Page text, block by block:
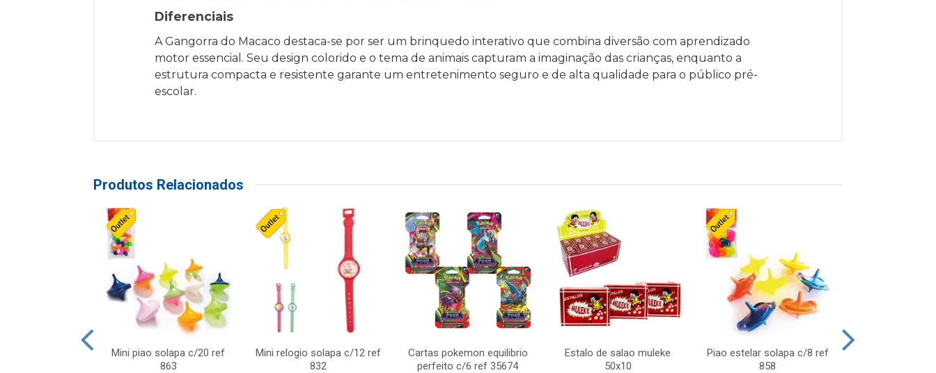
Diferenciais
A Gangorra do Macaco destaca-se por ser um brinquedo interativo que combina diversão com aprendizado
motor essencial. Seu design colorido e o tema de animais capturam a imaginação das crianças, enquanto a
estrutura compacta e resistente garante um entretenimento seguro e de alta qualidade para o público pré-
escolar.
Produtos Relacionados
Mini piao solapa c/20 ref
863
Mini relogio solapa c/12 ref
832
Cartas pokemon equilibrio
perfeito c/6 ref 35674
Estalo de salao muleke
50x10
Piao estelar solapa c/8 ref
858